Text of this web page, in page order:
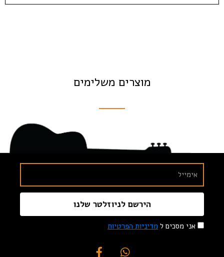
מוצרים משלימים
אני מסכים ל מדיניות הפרטיות
הירשם לניוזלטר שלנו